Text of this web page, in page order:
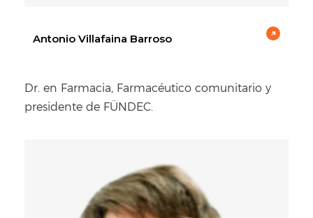
Antonio Villafaina Barroso
Dr. en Farmacia, Farmacéutico comunitario y
presidente de FÜNDEC.